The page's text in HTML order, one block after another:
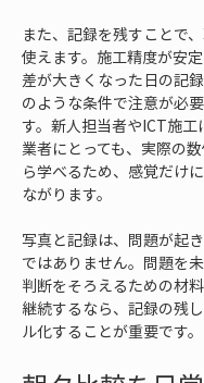
また、記録を残すことで
使えます。施工精度が安定
差が大きくなった日の記
のような条件で注意が必
す。新人担当者やICT施
業者にとっても、実際の
ら学べるため、感覚だけ
ながります。
写真と記録は、問題が起
ではありません。問題を
判断をそろえるための材
継続するなら、記録の残
ル化することが重要です。